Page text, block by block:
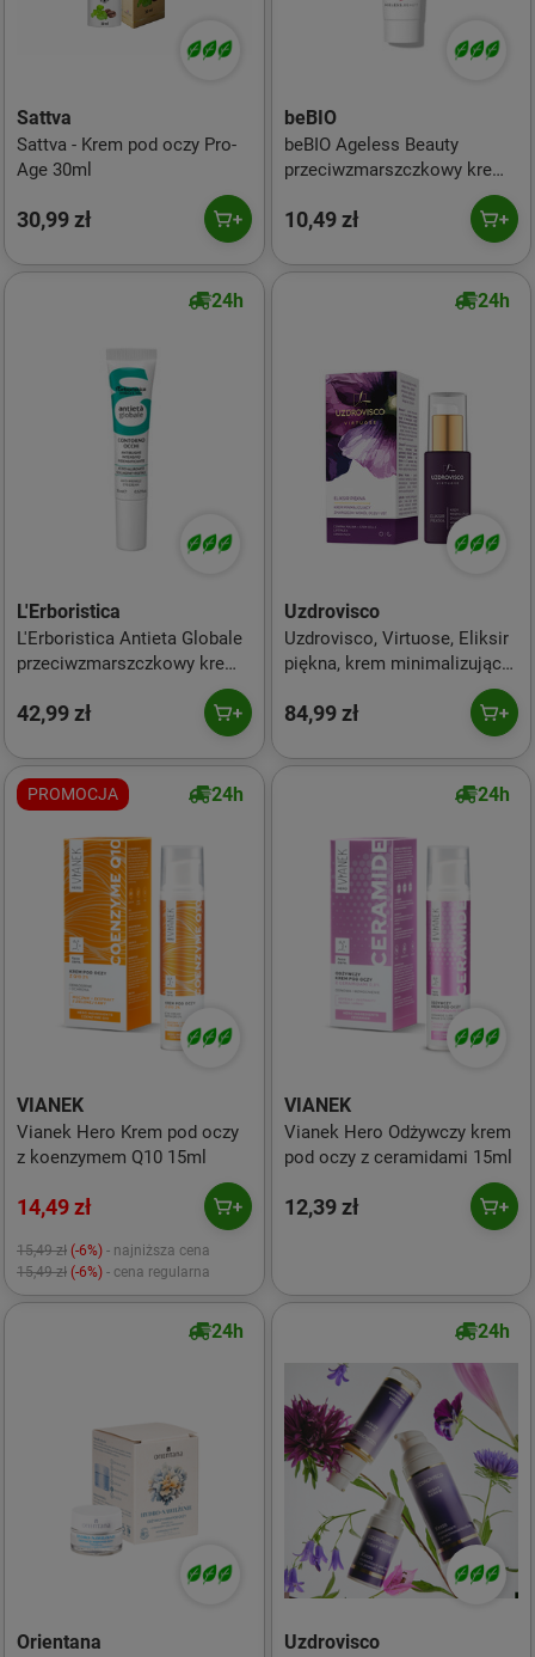
Sattva
Sattva - Krem pod oczy Pro-
Age 30ml
30,99 zł
beBIO
beBIO Ageless Beauty
przeciwzmarszczkowy krem
10,49 zł
24h
L'Erboristica
L'Erboristica Antieta Globale
przeciwzmarszczkowy krem
42,99 zł
24h
Uzdrovisco
Uzdrovisco, Virtuose, Eliksir
piękna, krem minimalizujący
zmarszczki wokół oczu i ust,
30 ml
84,99 zł
PROMOCJA 24h
VIANEK
Vianek Hero Krem pod oczy
z koenzymem Q10 15ml
14,49 zł
15,49 zł (-6%) - najniższa cena
15,49 zł (-6%) - cena regularna
24h
VIANEK
Vianek Hero Odżywczy krem
pod oczy z ceramidami 15ml
12,39 zł
24h
Orientana
24h
Uzdrovisco